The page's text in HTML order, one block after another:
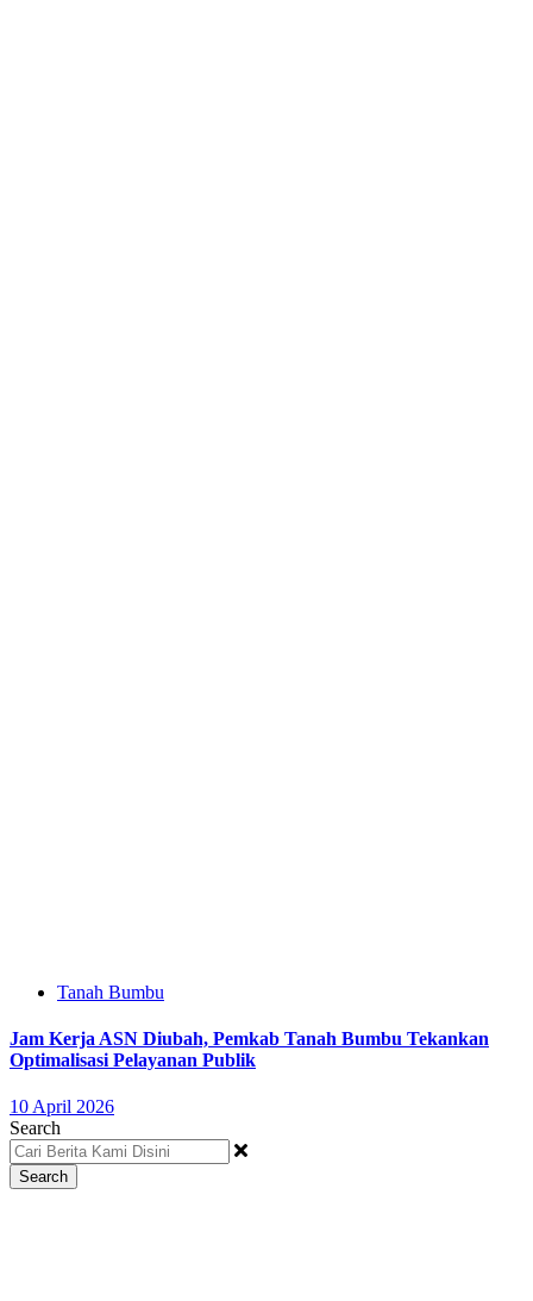
Tanah Bumbu
Jam Kerja ASN Diubah, Pemkab Tanah Bumbu Tekankan
Optimalisasi Pelayanan Publik
10 April 2026
Search
Search